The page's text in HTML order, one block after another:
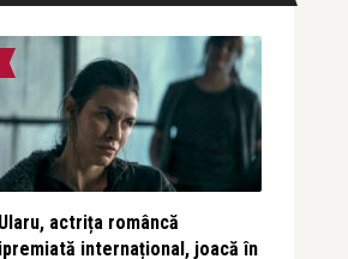
actrița româncă
internațional, joacă în